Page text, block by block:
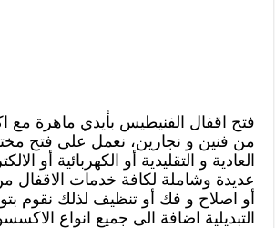
فتح اقفال الفنيطيس بأيدي ماهرة مع
من فنين و نجارين، نعمل على فتح
العادية و التقليدية أو الكهربائية أو
عديدة وشاملة لكافة خدمات الاقفال
أو اصلاح و فك أو تنظيف لذلك نقوم
التبديلية اضافة الى جميع انواع